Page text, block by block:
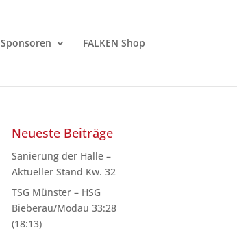
Sponsoren FALKEN Shop
Neueste Beiträge
Sanierung der Halle –
Aktueller Stand Kw. 32
TSG Münster – HSG
Bieberau/Modau 33:28
(18:13)